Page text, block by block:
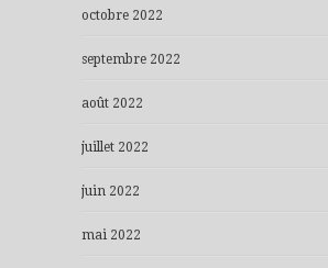
octobre 2022
septembre 2022
août 2022
juillet 2022
juin 2022
mai 2022